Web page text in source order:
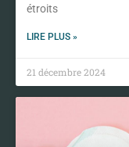
étroits
LIRE PLUS »
21 décembre 2024